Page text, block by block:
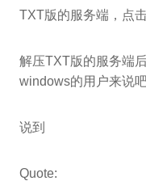
TXT版的服务端，点
解压TXT版的服务端
windows的用户来说吧
说到
Quote: